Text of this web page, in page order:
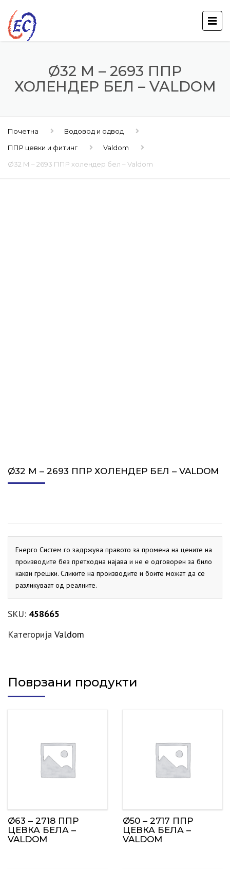
Ø32 М – 2693 ППР
ХОЛЕНДЕР БЕЛ – VALDOM
Почетна
Водовод и одвод
ППР цевки и фитинг
Valdom
Ø32 М – 2693 ППР холендер бел – Valdom
Ø32 М – 2693 ППР ХОЛЕНДЕР БЕЛ – VALDOM
Енерго Систем го задржува правото за промена на цените на
производите без претходна најава и не е одговорен за било
какви грешки. Сликите на производите и боите можат да се
разликуваат од реалните.
SKU: 458665
Категорија Valdom
Поврзани продукти
Ø63 – 2718 ППР
ЦЕВКА БЕЛА –
VALDOM
Ø50 – 2717 ППР
ЦЕВКА БЕЛА –
VALDOM